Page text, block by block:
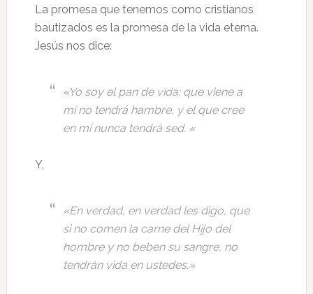
La promesa que tenemos como cristianos
bautizados es la promesa de la vida eterna.
Jesús nos dice:
«Yo soy el pan de vida; que viene a
mí no tendrá hambre, y el que cree
en mí nunca tendrá sed. «
Y,
«En verdad, en verdad les digo, que
si no comen la carne del Hijo del
hombre y no beben su sangre, no
tendrán vida en ustedes.»